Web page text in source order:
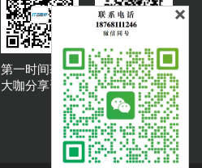
第一时间获取
大咖分享资讯
大咖说吐槽客服